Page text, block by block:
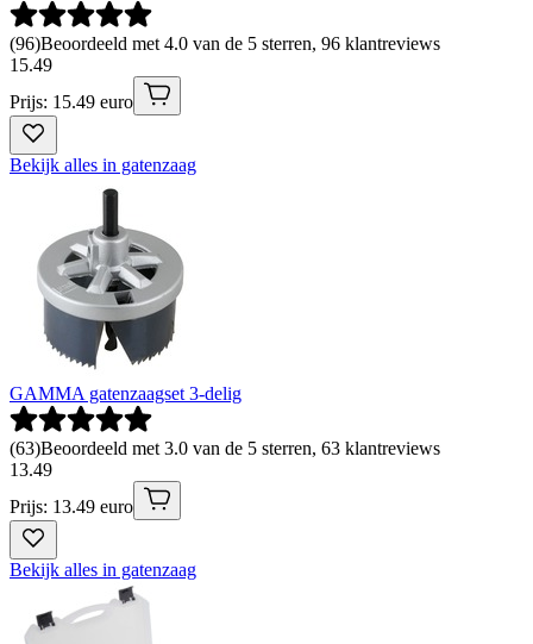
(96)Beoordeeld met 4.0 van de 5 sterren, 96 klantreviews
15.49
Prijs: 15.49 euro
Bekijk alles in gatenzaag
GAMMA gatenzaagset 3-delig
(63)Beoordeeld met 3.0 van de 5 sterren, 63 klantreviews
13.49
Prijs: 13.49 euro
Bekijk alles in gatenzaag